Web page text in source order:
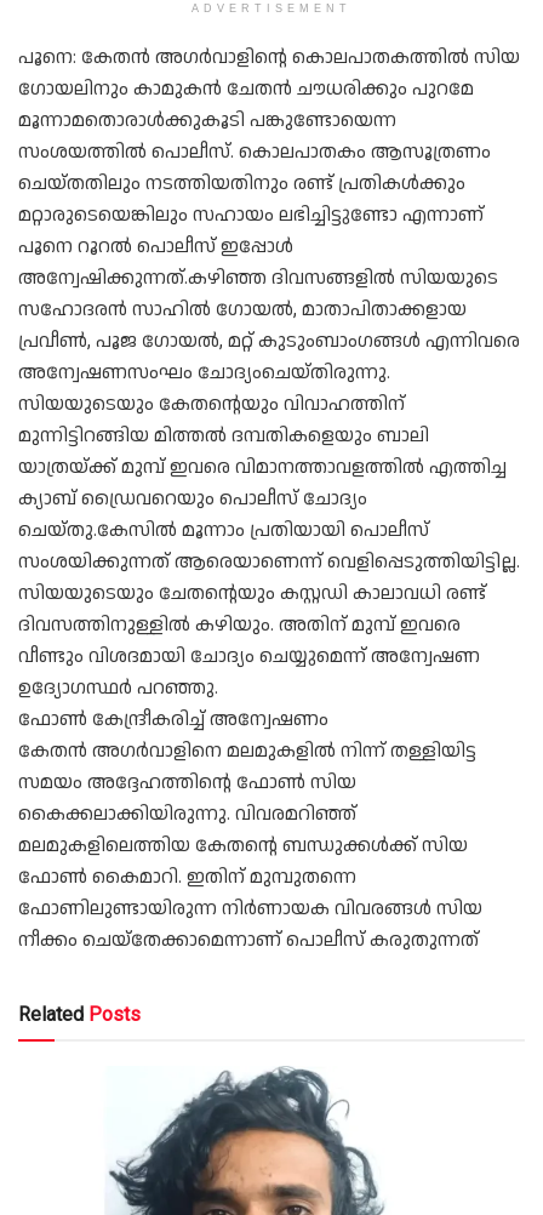
ADVERTISEMENT
പൂനെ: കേതൻ അഗർവാളിന്റെ കൊലപാതകത്തിൽ സിയ
ഗോയലിനും കാമുകൻ ചേതൻ ചൗധരിക്കും പുറമേ
മൂന്നാമതൊരാൾക്കുകൂടി പങ്കുണ്ടോയെന്ന
സംശയത്തിൽ പൊലീസ്. കൊലപാതകം ആസൂത്രണം
ചെയ്‌തതിലും നടത്തിയതിനും രണ്ട് പ്രതികൾക്കും
മറ്റാരുടെയെങ്കിലും സഹായം ലഭിച്ചിട്ടുണ്ടോ എന്നാണ്
പൂനെ റൂറൽ പൊലീസ് ഇപ്പോൾ
അന്വേഷിക്കുന്നത്.കഴിഞ്ഞ ദിവസങ്ങളിൽ സിയയുടെ
സഹോദരൻ സാഹിൽ ഗോയൽ, മാതാപിതാക്കളായ
പ്രവീൺ, പൂജ ഗോയൽ, മറ്റ് കുടുംബാംഗങ്ങൾ എന്നിവരെ
അന്വേഷണസംഘം ചോദ്യംചെയ്‌തിരുന്നു.
സിയയുടെയും കേതന്റെയും വിവാഹത്തിന്
മുന്നിട്ടിറങ്ങിയ മിത്തൽ ദമ്പതികളെയും ബാലി
യാത്രയ്‌ക്ക് മുമ്പ് ഇവരെ വിമാനത്താവളത്തിൽ എത്തിച്ച
ക്യാബ് ഡ്രൈവറെയും പൊലീസ് ചോദ്യം
ചെയ്‌തു.കേസിൽ മൂന്നാം പ്രതിയായി പൊലീസ്
സംശയിക്കുന്നത് ആരെയാണെന്ന് വെളിപ്പെടുത്തിയിട്ടില്ല.
സിയയുടെയും ചേതന്റെയും കസ്റ്റഡി കാലാവധി രണ്ട്
ദിവസത്തിനുള്ളിൽ കഴിയും. അതിന് മുമ്പ് ഇവരെ
വീണ്ടും വിശദമായി ചോദ്യം ചെയ്യുമെന്ന് അന്വേഷണ
ഉദ്യോഗസ്ഥർ പറഞ്ഞു.
ഫോൺ കേന്ദ്രീകരിച്ച് അന്വേഷണം
കേതൻ അഗർവാളിനെ മലമുകളിൽ നിന്ന് തള്ളിയിട്ട
സമയം അദ്ദേഹത്തിന്റെ ഫോൺ സിയ
കൈക്കലാക്കിയിരുന്നു. വിവരമറിഞ്ഞ്
മലമുകളിലെത്തിയ കേതന്റെ ബന്ധുക്കൾക്ക് സിയ
ഫോൺ കൈമാറി. ഇതിന് മുമ്പുതന്നെ
ഫോണിലുണ്ടായിരുന്ന നിർണായക വിവരങ്ങൾ സിയ
നീക്കം ചെയ്‌തേക്കാമെന്നാണ് പൊലീസ് കരുതുന്നത്
Related Posts